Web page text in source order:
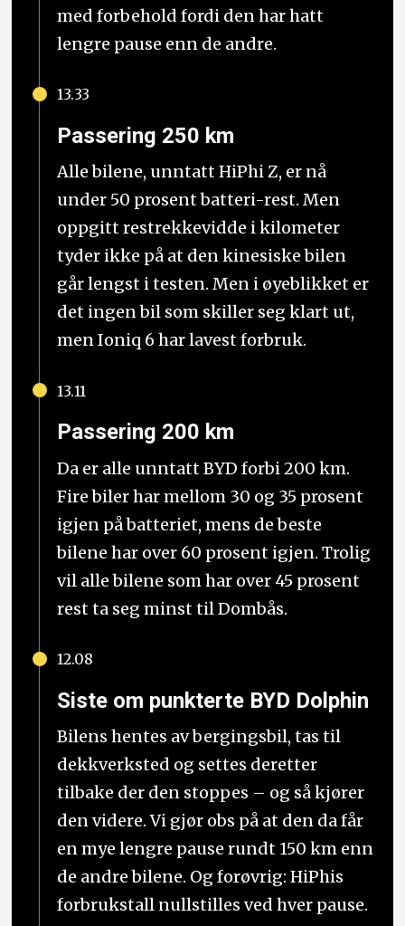
med forbehold fordi den har hatt
lengre pause enn de andre.
13.33
Passering 250 km
Alle bilene, unntatt HiPhi Z, er nå
under 50 prosent batteri-rest. Men
oppgitt restrekkevidde i kilometer
tyder ikke på at den kinesiske bilen
går lengst i testen. Men i øyeblikket er
det ingen bil som skiller seg klart ut,
men Ioniq 6 har lavest forbruk.
13.11
Passering 200 km
Da er alle unntatt BYD forbi 200 km.
Fire biler har mellom 30 og 35 prosent
igjen på batteriet, mens de beste
bilene har over 60 prosent igjen. Trolig
vil alle bilene som har over 45 prosent
rest ta seg minst til Dombås.
12.08
Siste om punkterte BYD Dolphin
Bilens hentes av bergingsbil, tas til
dekkverksted og settes deretter
tilbake der den stoppes – og så kjører
den videre. Vi gjør obs på at den da får
en mye lengre pause rundt 150 km enn
de andre bilene. Og forøvrig: HiPhis
forbrukstall nullstilles ved hver pause.